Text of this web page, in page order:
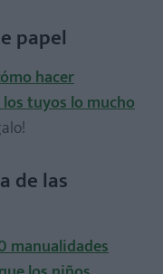
papel
hacer
tuyos lo mucho
de las
manualidades